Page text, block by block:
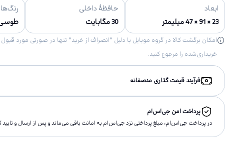
ابعاد
23 × 91 × 47 میلیمتر
حافظهٔ داخلی
30 مگابایت
رنگ‌ها
خریداری‌شده را مرجوع کنید.
فرآیند قیمت گذاری منصفانه
پرداخت امن جی‌اس‌ام
در پرداخت جی‌اس‌ام، مبلغ پرداختى نزد جی‌اس‌ام به امانت باقى مى‌ماند و پس از ارسال و